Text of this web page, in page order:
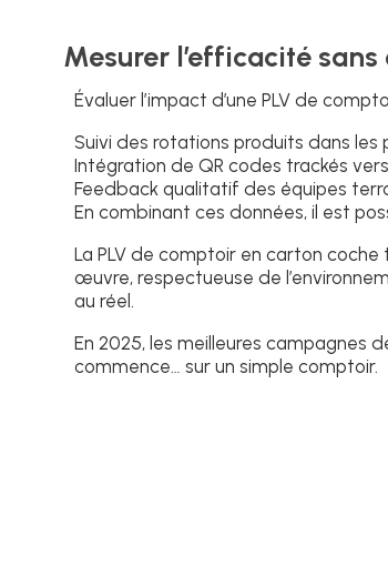
Mesurer l’efficacité
Évaluer l’impact d’une PLV de
Suivi des rotations produits dans les
Intégration de QR codes trackés
Feedback qualitatif des équipes
En combinant ces données, il est
La PLV de comptoir en carton
œuvre, respectueuse de
au réel.
En 2025, les meilleures campagnes
commence… sur un simple comptoir.